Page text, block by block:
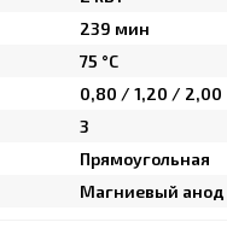
239 мин
75 °С
0,80 / 1,20 / 2,00
3
Прямоугольная
Магниевый анод